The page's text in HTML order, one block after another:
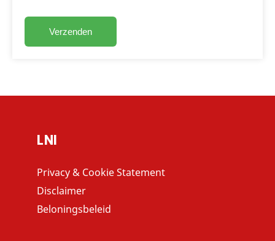
LNI
Privacy & Cookie Statement
Disclaimer
Beloningsbeleid